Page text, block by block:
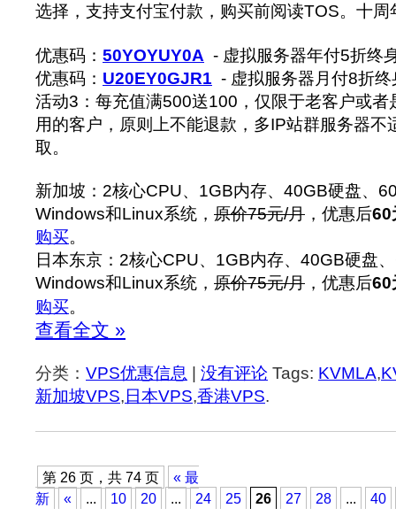
选择，支持支付宝付款，购买前阅读TOS。十周
优惠码： 50YOYUY0A - 虚拟服务器年付5折终
优惠码： U20EY0GJR1 - 虚拟服务器月付8折
活动3：每充值满500送100，仅限于老客户或者
用的客户，原则上不能退款，多IP站群服务器不
取。
新加坡：2核心CPU、1GB内存、40GB硬盘、
Windows和Linux系统， 原价75元/月 ，优惠后60
购买。
日本东京：2核心CPU、1GB内存、40GB硬盘
Windows和Linux系统， 原价75元/月 ，优惠后60
购买。
查看全文 »
分类： VPS优惠信息 没有评论 Tags: KVMLA,
新加坡VPS, 日本VPS,香港VPS.
第 26 页，共 74 页
« 最
新
« ... 10 20 ... 24 25 26 27 28 ... 40